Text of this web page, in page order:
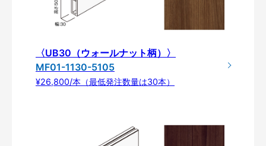
〈UB30（ウォールナット柄）〉
MF01-1130-5105
¥26,800/本（最低発注数量は30本）